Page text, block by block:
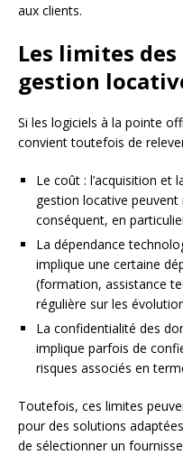
aux clients.
Les limites
gestion
Si les logiciels à la pointe
convient toutefois de
Le coût : l’acquisition et
gestion locative
conséquent, en
La dépendance
implique une certaine
(formation, assistance
régulière sur les
La confidentialité des
implique parfois de
risques associés en
Toutefois, ces limites
pour des solutions
de sélectionner un